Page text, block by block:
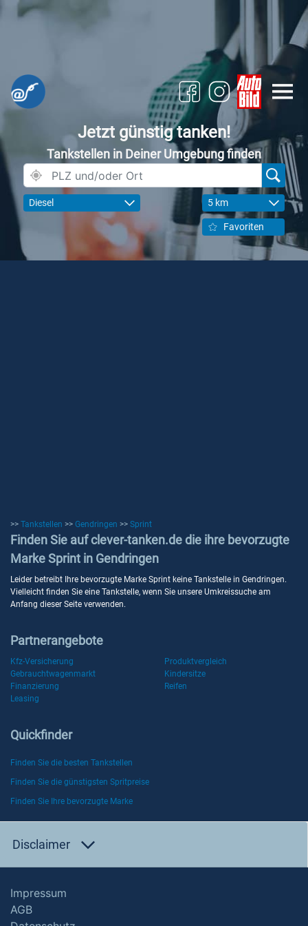
Jetzt günstig tanken!
Tankstellen in Deiner Umgebung finden
Diesel 5 km
Favoriten
>> Tankstellen >> Gendringen >> Sprint
Finden Sie auf clever-tanken.de die ihre bevorzugte
Marke Sprint in Gendringen
Leider betreibt Ihre bevorzugte Marke Sprint keine Tankstelle in Gendringen.
Vielleicht finden Sie eine Tankstelle, wenn Sie unsere Umkreissuche am
Anfang dieser Seite verwenden.
Partnerangebote
Kfz-Versicherung
Produktvergleich
Gebrauchtwagenmarkt
Kindersitze
Finanzierung
Reifen
Leasing
Quickfinder
Finden Sie die besten Tankstellen
Finden Sie die günstigsten Spritpreise
Finden Sie Ihre bevorzugte Marke
Disclaimer
Impressum
AGB